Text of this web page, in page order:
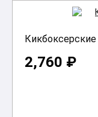
2,760 ₽